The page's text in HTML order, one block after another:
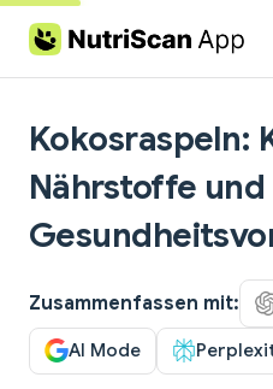
Skip to content
Kokosraspeln:
Nährstoffe und
Zusammenfassen mit:
AI Mode